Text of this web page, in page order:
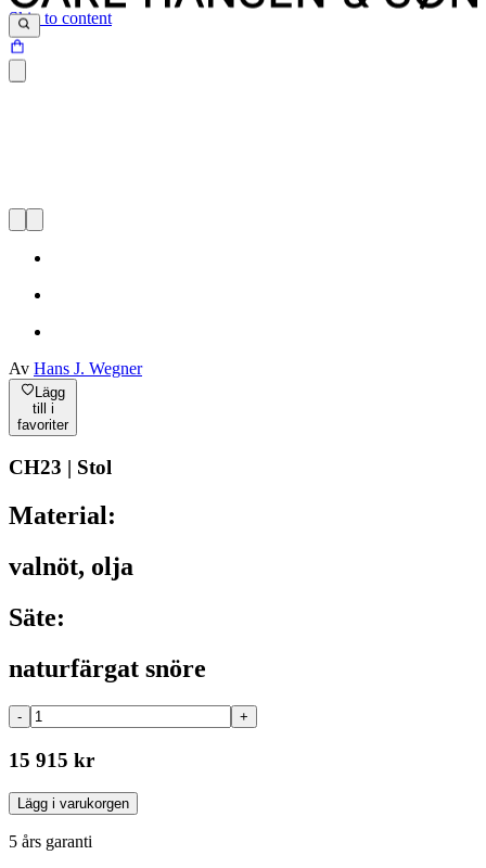
Skip to content
Av Hans J. Wegner
Lägg
till i
favoriter
CH23 | Stol
Material:
valnöt, olja
Säte:
naturfärgat snöre
- +
15 915 kr
Lägg i varukorgen
5 års garanti